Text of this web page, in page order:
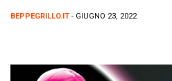
BEPPEGRILLO.IT - GIUGNO 23, 2022